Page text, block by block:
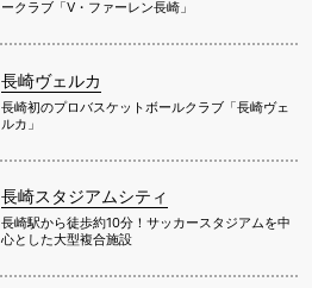
ークラブ「V・ファーレン長崎」
長崎ヴェルカ
長崎初のプロバスケットボールクラブ「長崎ヴェ
ルカ」
長崎スタジアムシティ
長崎駅から徒歩約10分！サッカースタジアムを中
心とした大型複合施設